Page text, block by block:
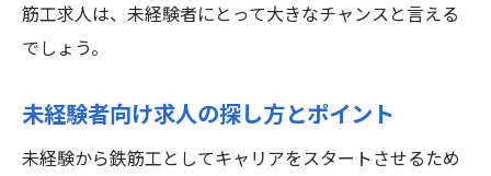
筋工求人は、未経験者にとって大きなチャンスと言える
でしょう。
未経験者向け求人の探し方とポイント
未経験から鉄筋工としてキャリアをスタートさせるため